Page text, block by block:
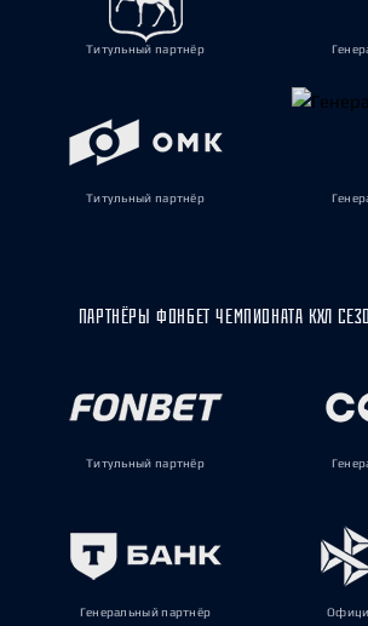
Титульный партнёр
Титульный партнёр
ПАРТНЁРЫ ФОНБЕТ ЧЕМПИОНАТА КХЛ
Титульный партнёр
Генеральный партнёр